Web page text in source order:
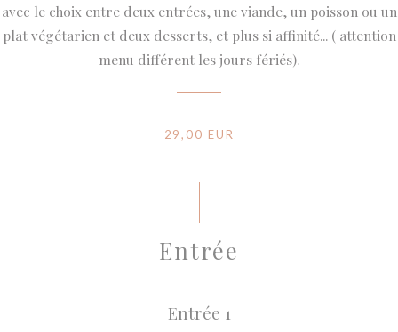
avec le choix entre deux entrées, une viande, un poisson ou un
plat végétarien et deux desserts, et plus si affinité... ( attention
menu différent les jours fériés).
29,00 EUR
Entrée
Entrée 1